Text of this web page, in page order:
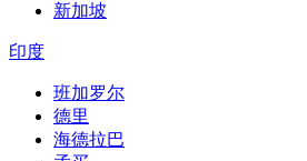
新加坡
印度
班加罗尔
德里
海德拉巴